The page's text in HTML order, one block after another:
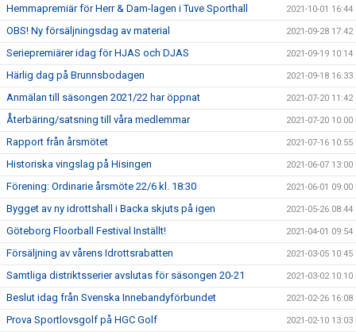
Hemmapremiär för Herr & Dam-lagen i Tuve Sporthall 2021-10-01 16:44
OBS! Ny försäljningsdag av material 2021-09-28 17:42
Seriepremiärer idag för HJAS och DJAS 2021-09-19 10:14
Härlig dag på Brunnsbodagen 2021-09-18 16:33
Anmälan till säsongen 2021/22 har öppnat 2021-07-20 11:42
Återbäring/satsning till våra medlemmar 2021-07-20 10:00
Rapport från årsmötet 2021-07-16 10:55
Historiska vingslag på Hisingen 2021-06-07 13:00
Förening: Ordinarie årsmöte 22/6 kl. 18:30 2021-06-01 09:00
Bygget av ny idrottshall i Backa skjuts på igen 2021-05-26 08:44
Göteborg Floorball Festival Inställt! 2021-04-01 09:54
Försäljning av vårens Idrottsrabatten 2021-03-05 10:45
Samtliga distriktsserier avslutas för säsongen 20-21 2021-03-02 10:10
Beslut idag från Svenska Innebandyförbundet 2021-02-26 16:08
Prova Sportlovsgolf på HGC Golf 2021-02-10 13:03